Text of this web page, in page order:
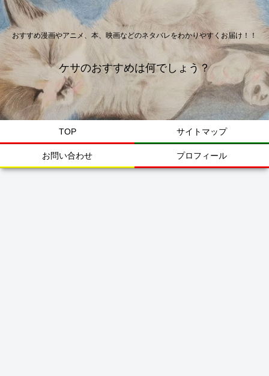
おすすめ漫画やアニメ、本、映画などのネタバレをわかりやすくお届け！！
ケサのおすすめは何でしょう？
TOP サイトマップ
お問い合わせ プロフィール